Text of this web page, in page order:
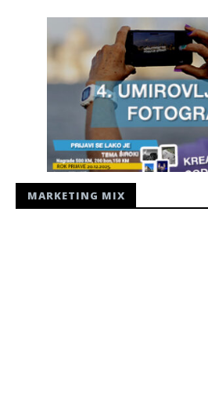
MARKETING MIX